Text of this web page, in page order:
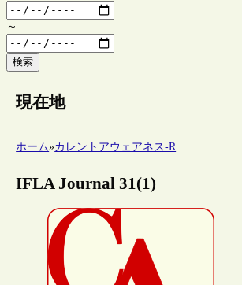
～
検索
現在地
ホーム»カレントアウェアネス-R
IFLA Journal 31(1)